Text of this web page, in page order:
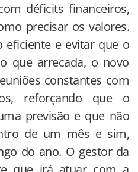
déficits financeiros,
precisar os valores.
eficiente e evitar que o
que arrecada, o novo
constantes com
reforçando que o
previsão e que não
de um mês e sim,
do ano. O gestor da